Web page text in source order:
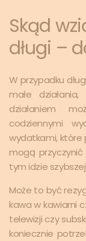
Skąd
długi –
W przypadku
małe
działaniem
codziennymi
wydatkami, które
mogą
tym idzie
Może to być
kawa w kawiarni
telewizji czy
koniecznie